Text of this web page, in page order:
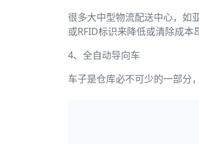
很多大中型物流配送中心，如
或RFID标识来降低或清除成本
4、全自动导向车
车子是仓库必不可少的一部分